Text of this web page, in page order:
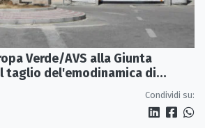
Verde/AVS alla Giunta
taglio del'emodinamica di
Condividi su: